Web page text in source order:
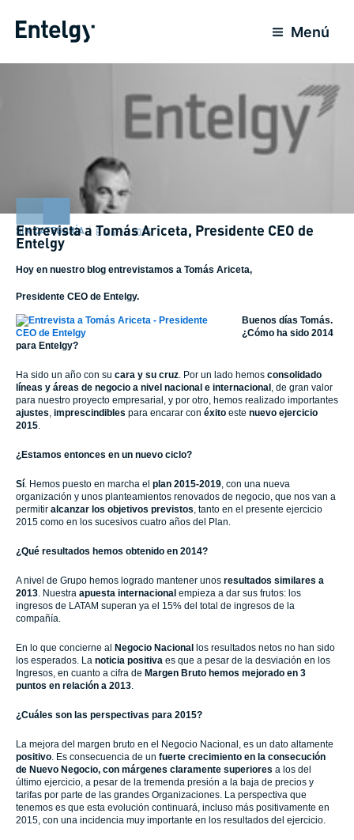
Menú
SIN CATEGORÍA 8 March 2015
Entrevista a Tomás Ariceta, Presidente CEO de
Entelgy
Hoy en nuestro blog entrevistamos a Tomás Ariceta,
Presidente CEO de Entelgy.
Buenos días Tomás.
¿Cómo ha sido 2014
para Entelgy?
Ha sido un año con su cara y su cruz . Por un lado hemos consolidado
líneas y áreas de negocio a nivel nacional e internacional , de gran valor
para nuestro proyecto empresarial, y por otro, hemos realizado importantes
ajustes imprescindibles para encarar con éxito este nuevo ejercicio
2015
¿Estamos entonces en un nuevo ciclo?
Sí . Hemos puesto en marcha el plan 2015-2019 , con una nueva
organización y unos planteamientos renovados de negocio, que nos van a
permitir alcanzar los objetivos previstos , tanto en el presente ejercicio
2015 como en los sucesivos cuatro años del Plan.
¿Qué resultados hemos obtenido en 2014?
A nivel de Grupo hemos logrado mantener unos resultados similares a
2013 . Nuestra apuesta internacional empieza a dar sus frutos: los
ingresos de LATAM superan ya el 15% del total de ingresos de la
compañía.
En lo que concierne al Negocio Nacional los resultados netos no han sido
los esperados. La noticia positiva es que a pesar de la desviación en los
Ingresos, en cuanto a cifra de Margen Bruto hemos mejorado en 3
puntos en relación a 2013
¿Cuáles son las perspectivas para 2015?
La mejora del margen bruto en el Negocio Nacional, es un dato altamente
positivo . Es consecuencia de un fuerte crecimiento en la consecución
de Nuevo Negocio, con márgenes claramente superiores a los del
último ejercicio, a pesar de la tremenda presión a la baja de precios y
tarifas por parte de las grandes Organizaciones. La perspectiva que
tenemos es que esta evolución continuará, incluso más positivamente en
2015, con una incidencia muy importante en los resultados del ejercicio.